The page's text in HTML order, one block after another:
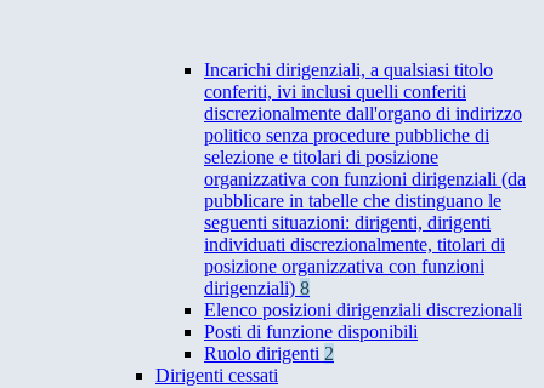
Incarichi dirigenziali, a qualsiasi titolo
conferiti, ivi inclusi quelli conferiti
discrezionalmente dall'organo di indirizzo
politico senza procedure pubbliche di
selezione e titolari di posizione
organizzativa con funzioni dirigenziali (da
pubblicare in tabelle che distinguano le
seguenti situazioni: dirigenti, dirigenti
individuati discrezionalmente, titolari di
posizione organizzativa con funzioni
dirigenziali) 8
Elenco posizioni dirigenziali discrezionali
Posti di funzione disponibili
Ruolo dirigenti 2
Dirigenti cessati